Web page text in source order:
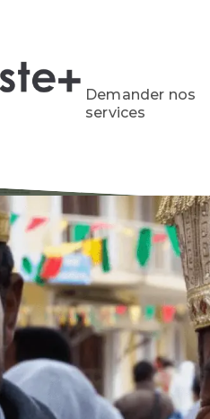
Demander nos
services